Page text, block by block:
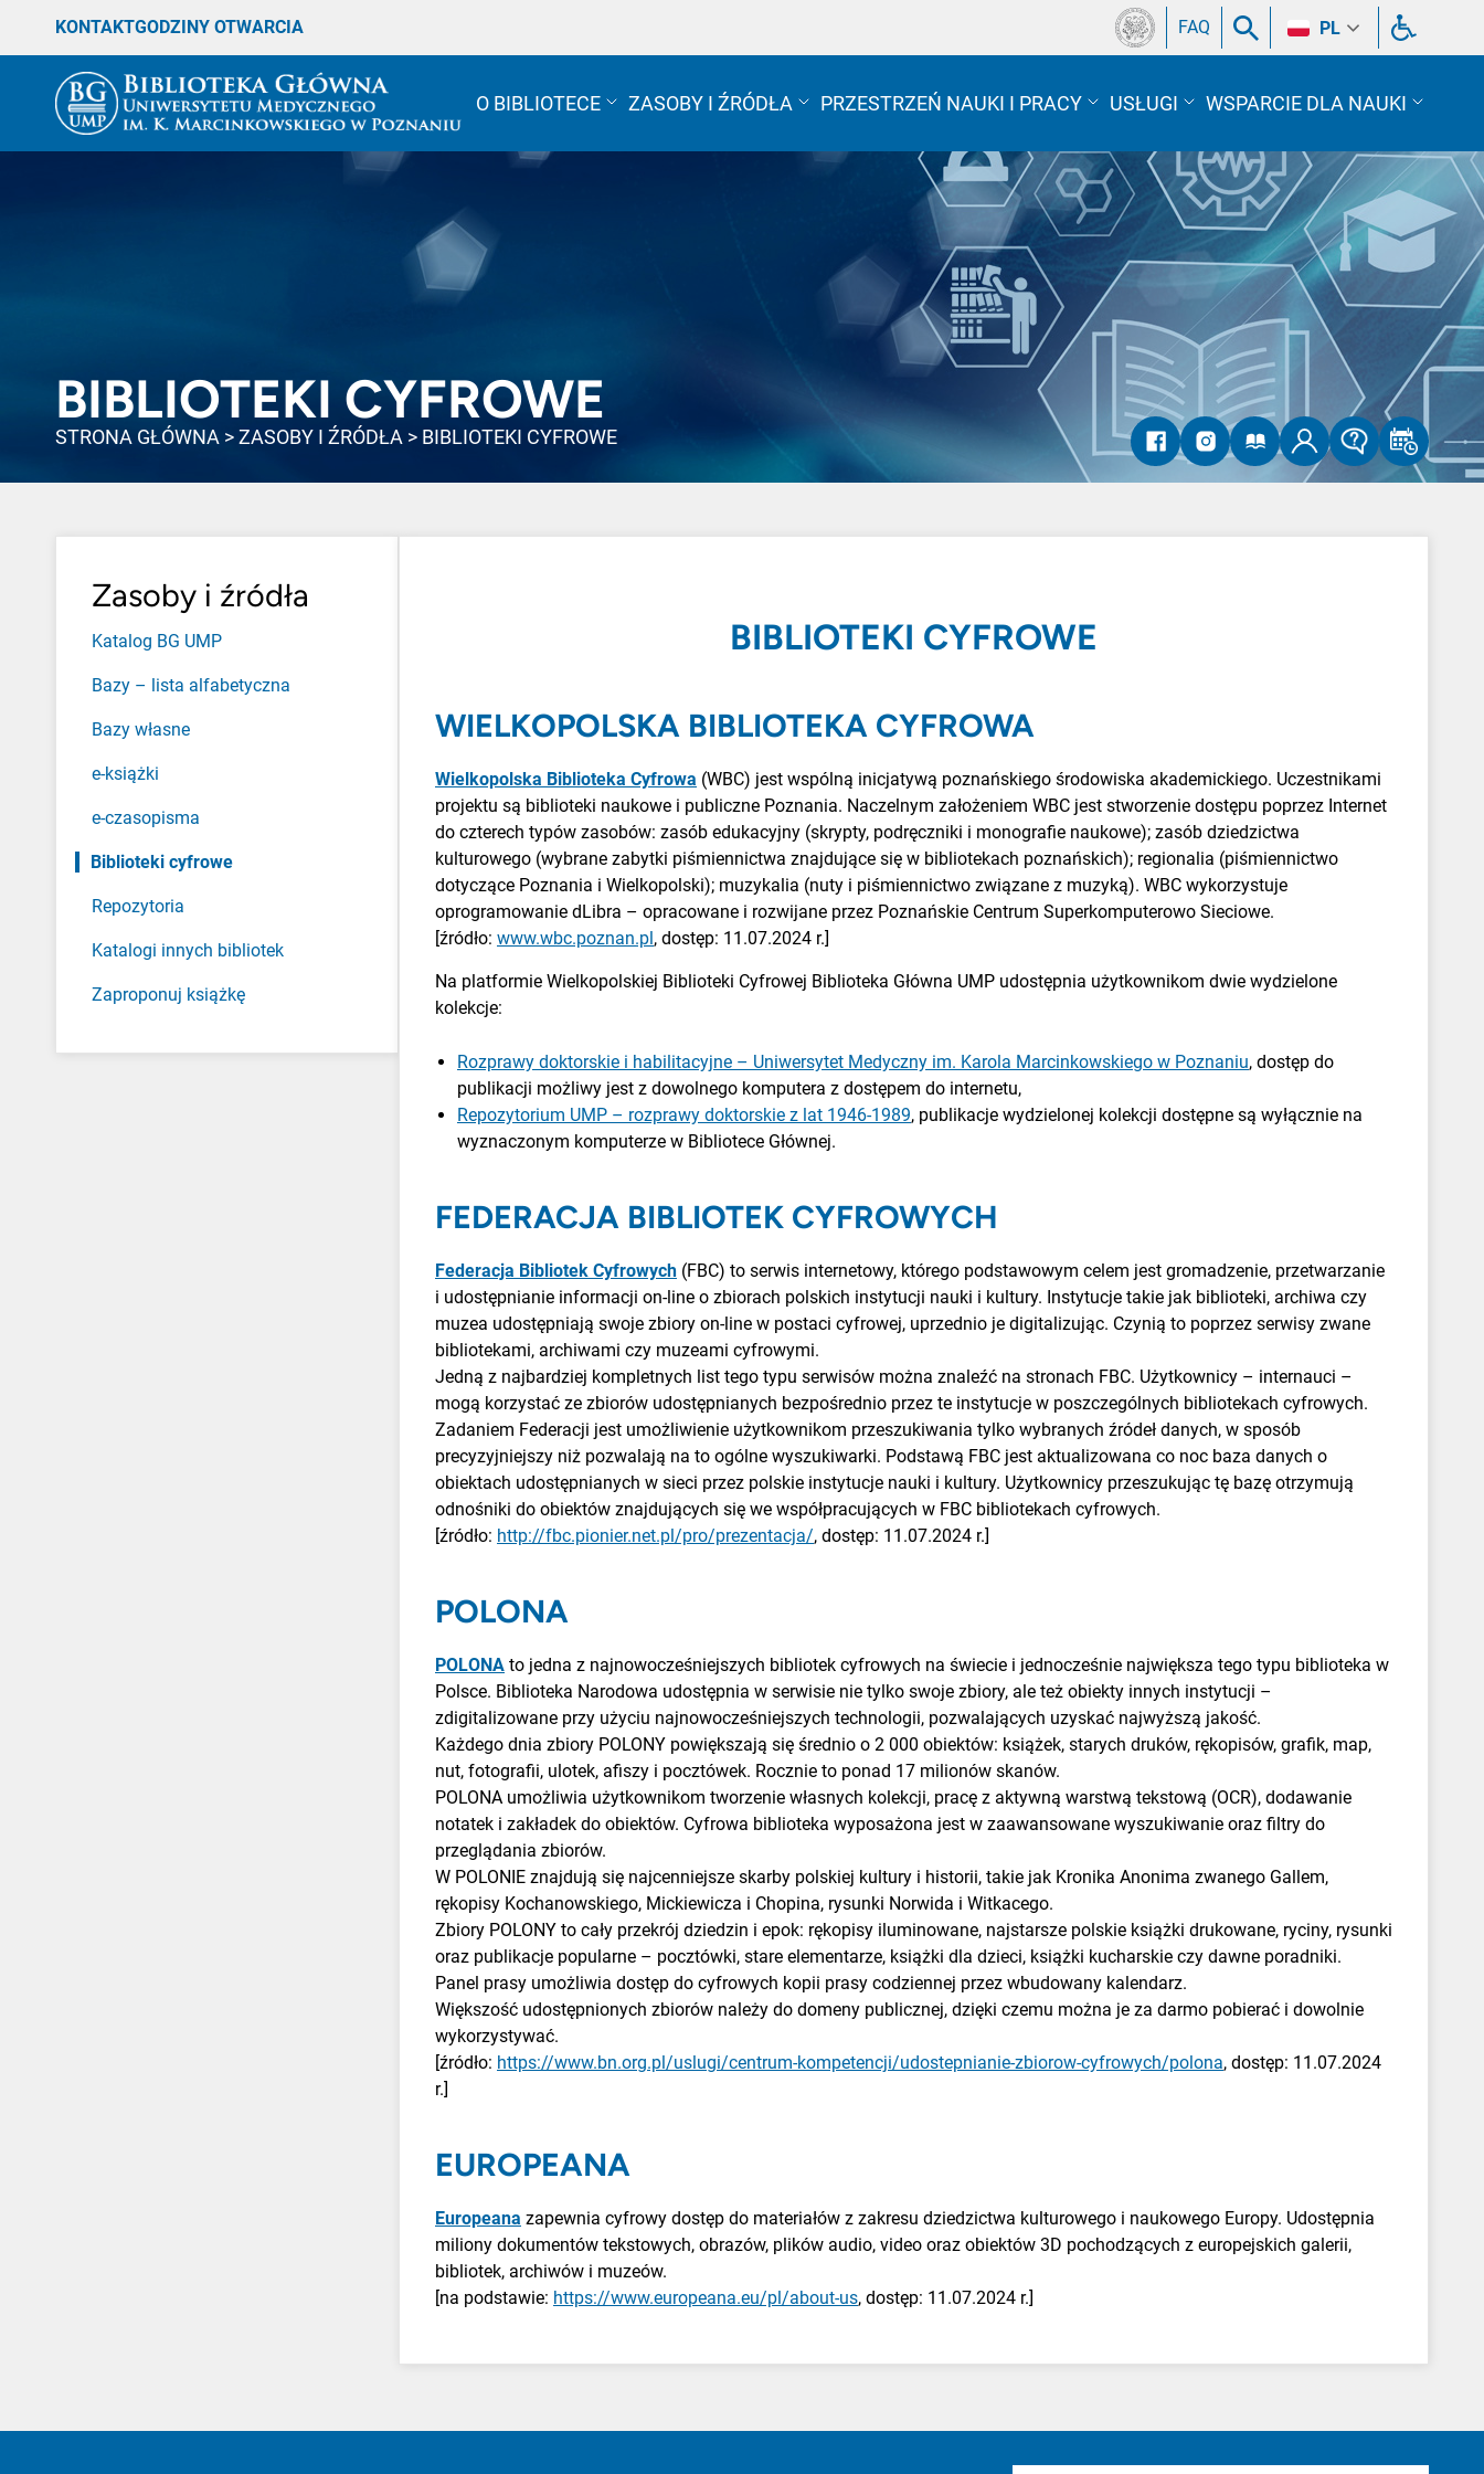
KONTAKTGODZINY OTWARCIA FAQ PL
O BIBLIOTECE ZASOBY I ŹRÓDŁA PRZESTRZEŃ NAUKI I PRACY USŁUGI WSPARCIE DLA NAUKI
BIBLIOTEKI CYFROWE
STRONA GŁÓWNA >ZASOBY I ŹRÓDŁA > BIBLIOTEKI CYFROWE
Zasoby i źródła
Katalog BG UMP
Bazy – lista alfabetyczna
Bazy własne
e-książki
e-czasopisma
Biblioteki cyfrowe
Repozytoria
Katalogi innych bibliotek
Zaproponuj książkę
BIBLIOTEKI CYFROWE
WIELKOPOLSKA BIBLIOTEKA CYFROWA
Wielkopolska Biblioteka Cyfrowa (WBC) jest wspólną inicjatywą poznańskiego środowiska akademickiego. Uczestnikami
projektu są biblioteki naukowe i publiczne Poznania. Naczelnym założeniem WBC jest stworzenie dostępu poprzez Internet
do czterech typów zasobów: zasób edukacyjny (skrypty, podręczniki i monografie naukowe); zasób dziedzictwa
kulturowego (wybrane zabytki piśmiennictwa znajdujące się w bibliotekach poznańskich); regionalia (piśmiennictwo
dotyczące Poznania i Wielkopolski); muzykalia (nuty i piśmiennictwo związane z muzyką). WBC wykorzystuje
oprogramowanie dLibra – opracowane i rozwijane przez Poznańskie Centrum Superkomputerowo Sieciowe.
[źródło: www.wbc.poznan.pl, dostęp: 11.07.2024 r.]
Na platformie Wielkopolskiej Biblioteki Cyfrowej Biblioteka Główna UMP udostępnia użytkownikom dwie wydzielone
kolekcje:
Rozprawy doktorskie i habilitacyjne – Uniwersytet Medyczny im. Karola Marcinkowskiego w Poznaniu, dostęp do
publikacji możliwy jest z dowolnego komputera z dostępem do internetu,
Repozytorium UMP – rozprawy doktorskie z lat 1946-1989, publikacje wydzielonej kolekcji dostępne są wyłącznie na
wyznaczonym komputerze w Bibliotece Głównej.
FEDERACJA BIBLIOTEK CYFROWYCH
Federacja Bibliotek Cyfrowych (FBC) to serwis internetowy, którego podstawowym celem jest gromadzenie, przetwarzanie
i udostępnianie informacji on-line o zbiorach polskich instytucji nauki i kultury. Instytucje takie jak biblioteki, archiwa czy
muzea udostępniają swoje zbiory on-line w postaci cyfrowej, uprzednio je digitalizując. Czynią to poprzez serwisy zwane
bibliotekami, archiwami czy muzeami cyfrowymi.
Jedną z najbardziej kompletnych list tego typu serwisów można znaleźć na stronach FBC. Użytkownicy – internauci –
mogą korzystać ze zbiorów udostępnianych bezpośrednio przez te instytucje w poszczególnych bibliotekach cyfrowych.
Zadaniem Federacji jest umożliwienie użytkownikom przeszukiwania tylko wybranych źródeł danych, w sposób
precyzyjniejszy niż pozwalają na to ogólne wyszukiwarki. Podstawą FBC jest aktualizowana co noc baza danych o
obiektach udostępnianych w sieci przez polskie instytucje nauki i kultury. Użytkownicy przeszukując tę bazę otrzymują
odnośniki do obiektów znajdujących się we współpracujących w FBC bibliotekach cyfrowych.
[źródło: http://fbc.pionier.net.pl/pro/prezentacja/, dostęp: 11.07.2024 r.]
POLONA
POLONA to jedna z najnowocześniejszych bibliotek cyfrowych na świecie i jednocześnie największa tego typu biblioteka w
Polsce. Biblioteka Narodowa udostępnia w serwisie nie tylko swoje zbiory, ale też obiekty innych instytucji –
zdigitalizowane przy użyciu najnowocześniejszych technologii, pozwalających uzyskać najwyższą jakość.
Każdego dnia zbiory POLONY powiększają się średnio o 2 000 obiektów: książek, starych druków, rękopisów, grafik, map,
nut, fotografii, ulotek, afiszy i pocztówek. Rocznie to ponad 17 milionów skanów.
POLONA umożliwia użytkownikom tworzenie własnych kolekcji, pracę z aktywną warstwą tekstową (OCR), dodawanie
notatek i zakładek do obiektów. Cyfrowa biblioteka wyposażona jest w zaawansowane wyszukiwanie oraz filtry do
przeglądania zbiorów.
W POLONIE znajdują się najcenniejsze skarby polskiej kultury i historii, takie jak Kronika Anonima zwanego Gallem,
rękopisy Kochanowskiego, Mickiewicza i Chopina, rysunki Norwida i Witkacego.
Zbiory POLONY to cały przekrój dziedzin i epok: rękopisy iluminowane, najstarsze polskie książki drukowane, ryciny, rysunki
oraz publikacje popularne – pocztówki, stare elementarze, książki dla dzieci, książki kucharskie czy dawne poradniki.
Panel prasy umożliwia dostęp do cyfrowych kopii prasy codziennej przez wbudowany kalendarz.
Większość udostępnionych zbiorów należy do domeny publicznej, dzięki czemu można je za darmo pobierać i dowolnie
wykorzystywać.
[źródło: https://www.bn.org.pl/uslugi/centrum-kompetencji/udostepnianie-zbiorow-cyfrowych/polona, dostęp: 11.07.2024
r.]
EUROPEANA
Europeana zapewnia cyfrowy dostęp do materiałów z zakresu dziedzictwa kulturowego i naukowego Europy. Udostępnia
miliony dokumentów tekstowych, obrazów, plików audio, video oraz obiektów 3D pochodzących z europejskich galerii,
bibliotek, archiwów i muzeów.
[na podstawie: https://www.europeana.eu/pl/about-us, dostęp: 11.07.2024 r.]